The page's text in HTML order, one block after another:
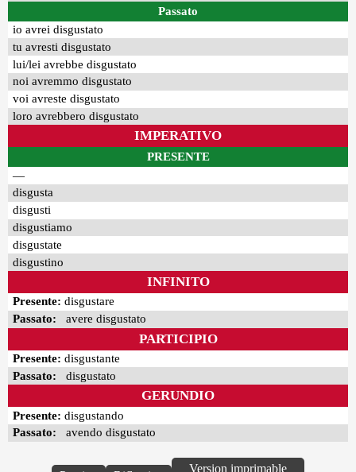
Passato
io avrei disgustato
tu avresti disgustato
lui/lei avrebbe disgustato
noi avremmo disgustato
voi avreste disgustato
loro avrebbero disgustato
IMPERATIVO
PRESENTE
—
disgusta
disgusti
disgustiamo
disgustate
disgustino
INFINITO
Presente: disgustare
Passato: avere disgustato
PARTICIPIO
Presente: disgustante
Passato: disgustato
GERUNDIO
Presente: disgustando
Passato: avendo disgustato
Version imprimable